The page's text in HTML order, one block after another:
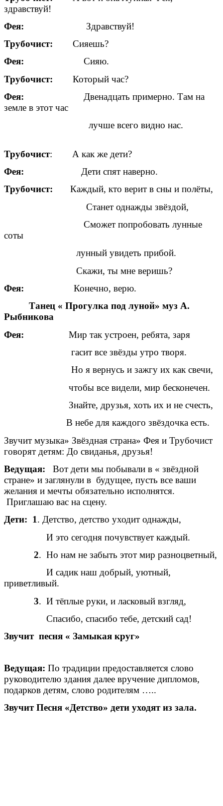
здравствуй!
Фея: Здравствуй!
Трубочист: Сияешь?
Фея: Сияю.
Трубочист: Который час?
Фея: Двенадцать примерно. Там на
земле в этот час
лучше всего видно нас.
Трубочист: А как же дети?
Фея: Дети спят наверно.
Трубочист: Каждый, кто верит в сны и полёты,
Станет однажды звёздой,
Сможет попробовать лунные
соты
лунный увидеть прибой.
Скажи, ты мне веришь?
Фея: Конечно, верю.
Танец « Прогулка под луной» муз А.
Рыбникова
Фея:
Мир так устроен, ребята, заря
гасит все звёзды утро творя.
Но я вернусь и зажгу их как свечи,
чтобы все видели, мир бесконечен.
Знайте, друзья, хоть их и не счесть,
В небе для каждого звёздочка есть.
Звучит музыка» Звёздная страна» Фея и Трубочист
говорят детям: До свиданья, друзья!
Ведущая: Вот дети мы побывали в « звёздной
стране» и заглянули в будущее, пусть все ваши
желания и мечты обязательно исполнятся.
Приглашаю вас на сцену.
Дети: 1. Детство, детство уходит однажды,
И это сегодня почувствует каждый.
2. Но нам не забыть этот мир разноцветный,
И садик наш добрый, уютный,
приветливый.
3. И тёплые руки, и ласковый взгляд,
Спасибо, спасибо тебе, детский сад!
Звучит песня « Замыкая круг»
Ведущая: По традиции предоставляется слово
руководителю здания далее вручение дипломов,
подарков детям, слово родителям …..
Звучит Песня «Детство» дети уходят из зала.